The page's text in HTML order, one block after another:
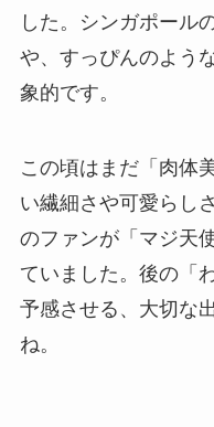
した。シンガポール
や、すっぴんのよう
象的です。
この頃はまだ「肉体
い繊細さや可愛らし
のファンが「マジ天
ていました。後の「
予感させる、大切な
ね。